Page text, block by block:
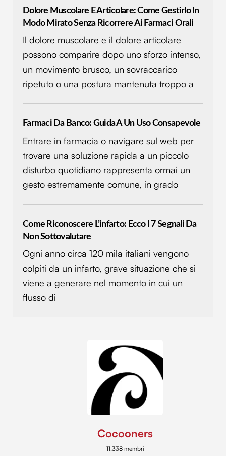
Dolore Muscolare E Articolare: Come Gestirlo In
Modo Mirato Senza Ricorrere Ai Farmaci Orali
Il dolore muscolare e il dolore articolare
possono comparire dopo uno sforzo intenso,
un movimento brusco, un sovraccarico
ripetuto o una postura mantenuta troppo a
Farmaci Da Banco: Guida A Un Uso Consapevole
Entrare in farmacia o navigare sul web per
trovare una soluzione rapida a un piccolo
disturbo quotidiano rappresenta ormai un
gesto estremamente comune, in grado
Come Riconoscere L’infarto: Ecco I 7 Segnali Da
Non Sottovalutare
Ogni anno circa 120 mila italiani vengono
colpiti da un infarto, grave situazione che si
viene a generare nel momento in cui un
flusso di
Cocooners
11.338 membri